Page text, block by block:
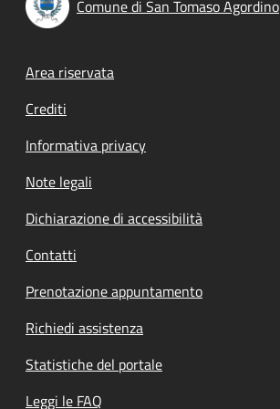
Comune di San Tomaso Agordino
Footer menu
Area riservata
Crediti
Informativa privacy
Note legali
Dichiarazione di accessibilità
Contatti
Prenotazione appuntamento
Richiedi assistenza
Statistiche del portale
Leggi le FAQ